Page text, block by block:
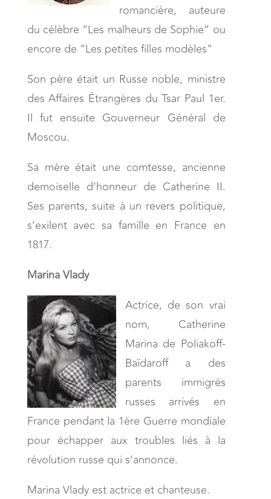
romancière, auteure
du célèbre “Les malheurs de Sophie” ou
encore de “Les petites filles modèles”
Son père était un Russe noble, ministre
des Affaires Étrangères du Tsar Paul 1er.
Il fut ensuite Gouverneur Général de
Moscou.
Sa mère était une comtesse, ancienne
demoiselle d’honneur de Catherine II.
Ses parents, suite à un revers politique,
s’exilent avec sa famille en France en
1817.
Marina Vlady
Actrice, de son vrai
nom, Catherine
Marina de Poliakoff-
Baïdaroff a des
parents immigrés
russes arrivés en
France pendant la 1ère Guerre mondiale
pour échapper aux troubles liés à la
révolution russe qui s’annonce.
Marina Vlady est actrice et chanteuse.